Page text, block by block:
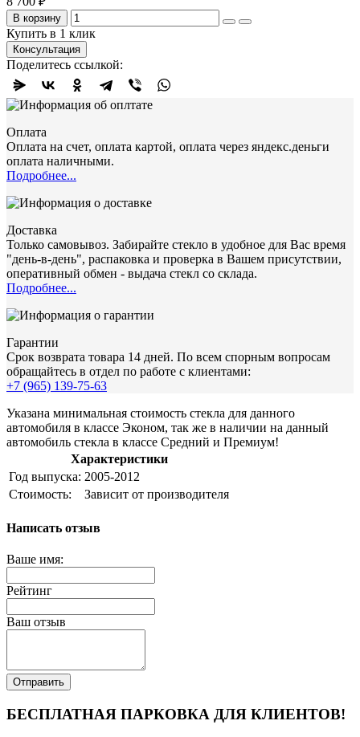
В корзину
Купить в 1 клик
Консультация
Поделитесь ссылкой:
Оплата
Оплата на счет, оплата картой, оплата через яндекс.деньги
оплата наличными.
Подробнее...
Доставка
Только самовывоз. Забирайте стекло в удобное для Вас время
"день-в-день", распаковка и проверка в Вашем присутствии,
оперативный обмен - выдача стекл со склада.
Подробнее...
Гарантии
Срок возврата товара 14 дней. По всем спорным вопросам
обращайтесь в отдел по работе с клиентами:
+7 (965) 139-75-63
Указана минимальная стоимость стекла для данного
автомобиля в классе Эконом, так же в наличии на данный
автомобиль стекла в классе Средний и Премиум!
Характеристики
Год выпуска: 2005-2012
Стоимость:
Зависит от производителя
Написать отзыв
Ваше имя:
Рейтинг
Ваш отзыв
Отправить
БЕСПЛАТНАЯ ПАРКОВКА ДЛЯ КЛИЕНТОВ!